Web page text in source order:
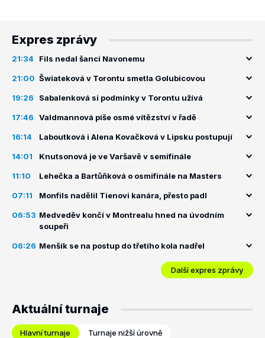
Expres zprávy
21:34 Fils nedal šanci Navonemu
21:00 Šwiateková v Torontu smetla Golubicovou
19:26 Sabalenková si podmínky v Torontu užívá
17:46 Valdmannová píše osmé vítězství v řadě
16:14 Laboutková i Alena Kovačková v Lipsku postupují
14:01 Knutsonová je ve Varšavě v semifinále
11:10 Lehečka a Bartůňková o osmifinále na Masters
07:11 Monfils nadělil Tienovi kanára, přesto padl
06:53 Medveděv končí v Montrealu hned na úvodním
soupeři
06:26 Menšík se na postup do třetího kola nadřel
Další expres zprávy
Aktuální turnaje
Hlavní turnaje Turnaje nižší úrovně